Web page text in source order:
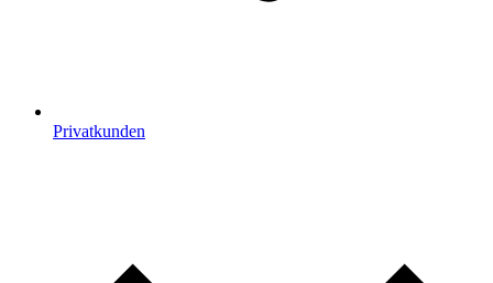
Privatkunden